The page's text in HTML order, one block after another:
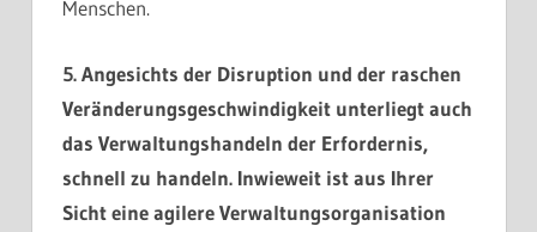
Menschen.
5. Angesichts der Disruption und der raschen
Veränderungsgeschwindigkeit unterliegt auch
das Verwaltungshandeln der Erfordernis,
schnell zu handeln. Inwieweit ist aus Ihrer
Sicht eine agilere Verwaltungsorganisation